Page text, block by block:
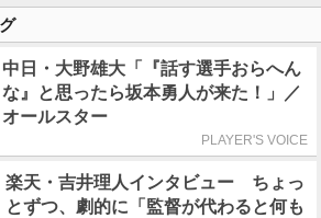
中日・大野雄大「『話す選手おらへん
な』と思ったら坂本勇人が来た！」／
オールスター
PLAYER'S VOICE
楽天・吉井理人インタビュー ちょっ
とずつ、劇的に「監督が代わると何も